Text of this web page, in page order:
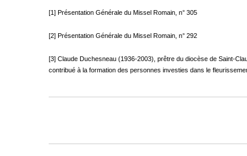
[1] Présentation Générale du Missel Romain, n° 305
[2] Présentation Générale du Missel Romain, n° 292
[3] Claude Duchesneau (1936-2003), prêtre du diocèse de Saint-
contribué à la formation des personnes investies dans le